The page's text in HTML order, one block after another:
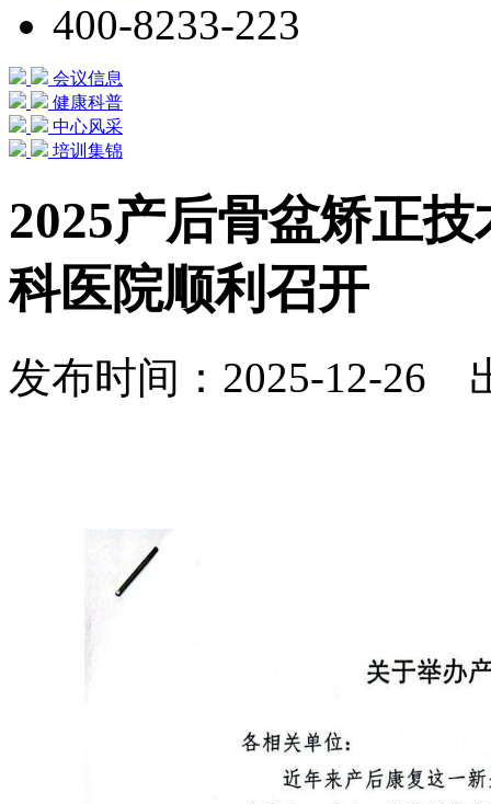
400-8233-223
会议信息
健康科普
中心风采
培训集锦
2025产后骨盆矫正
科医院顺利召开
发布时间：2025-12-26